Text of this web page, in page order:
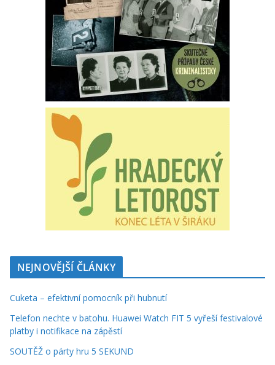
NEJNOVĚJŠÍ ČLÁNKY
Cuketa – efektivní pomocník při hubnutí
Telefon nechte v batohu. Huawei Watch FIT 5 vyřeší festivalové
platby i notifikace na zápěstí
SOUTĚŽ o párty hru 5 SEKUND